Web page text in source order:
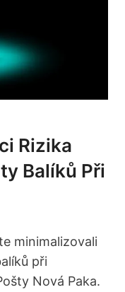
Rizika
Balíků ‌při
⁢minimalizovali
při⁤
Nová Paka.